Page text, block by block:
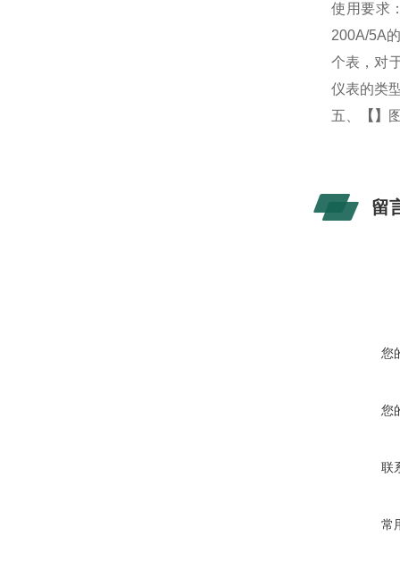
使用要求
200A/5A
个表，对
仪表的类
五、
【 】
留
您
您
联
常